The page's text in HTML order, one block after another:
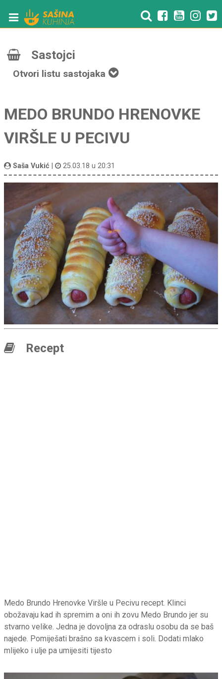
Sastojci
Otvori listu sastojaka
MEDO BRUNDO HRENOVKE
VIRŠLE U PECIVU
Saša Vukić 25.03.18 u 20:31
Recept
Medo Brundo Hrenovke Viršle u Pecivu recept. Klinci
obožavaju kad ih spremim a oni ih zovu Medo Brundo jer su
stvarno velike. Jedna je dovoljna za odraslu osobu da se baš
najede. Pomiješati brašno sa kvascem i soli. Dodati mlako
mlijeko i ulje pa umijesiti tijesto